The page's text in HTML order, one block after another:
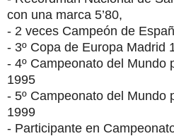
con una marca 5’80,
- 2 veces Campeón de
- 3º Copa de Europa Madrid
- 4º Campeonato del Mundo
1995
- 5º Campeonato del Mundo
1999
- Participante en